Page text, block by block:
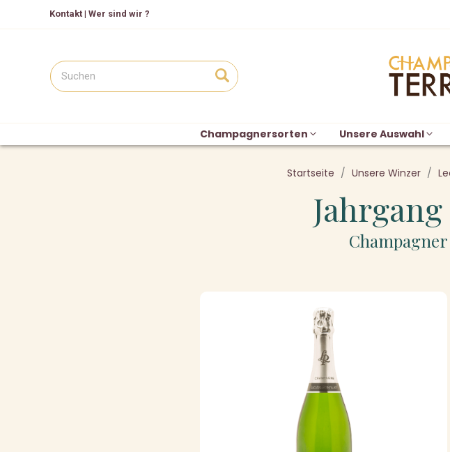
Kontakt | Wer sind wir ?
Champagnersorten Unsere Auswahl
Startseite Unsere Winzer
Jahrgang